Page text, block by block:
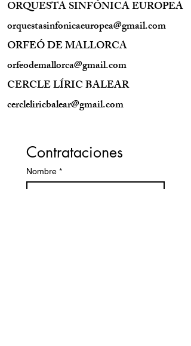
ORQUESTA SINFÓNICA EUROPEA
orquestasinfonicaeuropea@gmail.com
ORFEÓ DE MALLORCA
orfeodemallorca@gmail.com
CERCLE LÍRIC BALEAR
cercleliricbalear@gmail.com
Contrataciones
Nombre *